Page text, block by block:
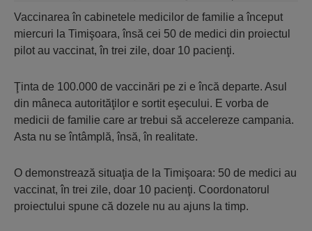
Vaccinarea în cabinetele medicilor de familie a început
miercuri la Timişoara, însă cei 50 de medici din proiectul
pilot au vaccinat, în trei zile, doar 10 pacienţi.
Ţinta de 100.000 de vaccinări pe zi e încă departe. Asul
din mâneca autorităţilor e sortit eşecului. E vorba de
medicii de familie care ar trebui să accelereze campania.
Asta nu se întâmplă, însă, în realitate.
O demonstrează situaţia de la Timişoara: 50 de medici au
vaccinat, în trei zile, doar 10 pacienţi. Coordonatorul
proiectului spune că dozele nu au ajuns la timp.